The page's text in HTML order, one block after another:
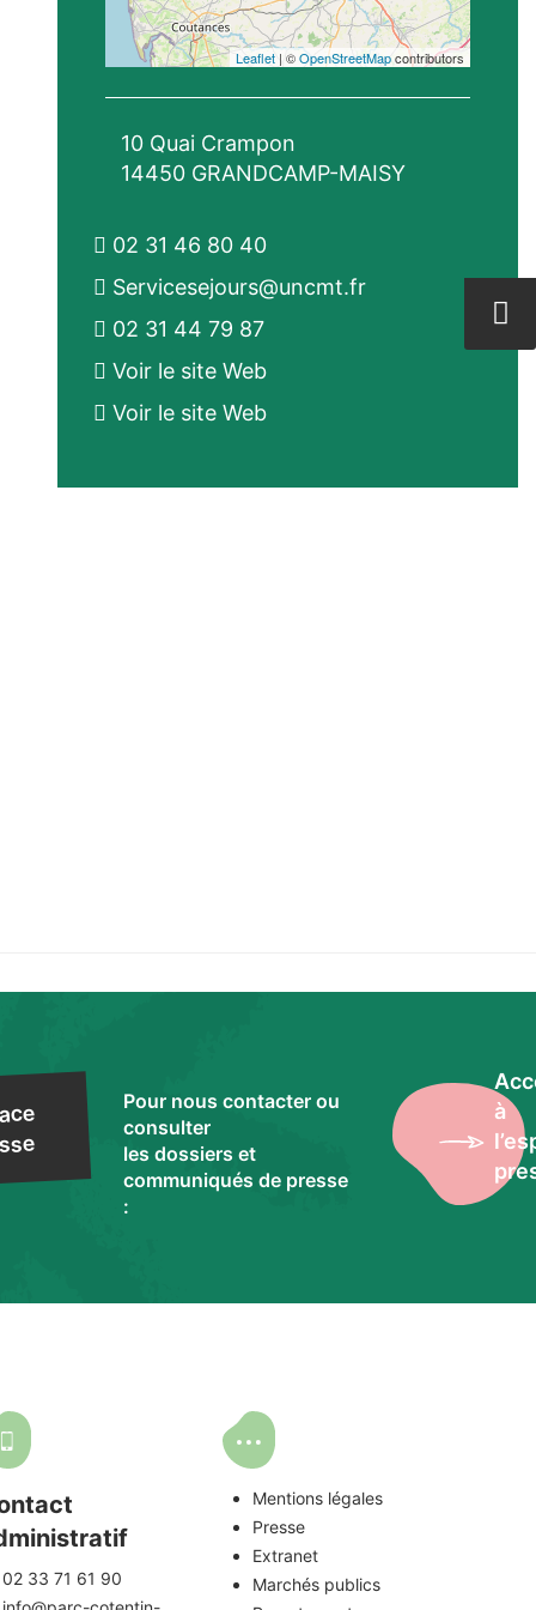
Leaflet| ©OpenStreetMapcontributors
10 Quai Crampon
14450 GRANDCAMP-MAISY
02 31 46 80 40
Servicesejours@uncmt.fr
02 31 44 79 87
Voir le site Web
Voir le site Web
Pour nous contacter ou
consulter
les dossiers et
communiqués de presse
:
à
02 33 71 61 90
Mentions légales
Presse
Extranet
Marchés publics